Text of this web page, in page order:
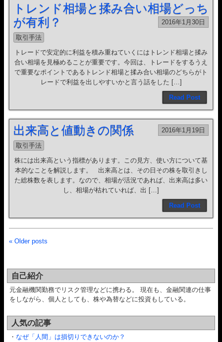
トレンド相場と揉み合い相場どっち
が有利？
2016年1月30日
取引手法
トレードで安定的に利益を積み重ねていくにはトレンド相場と揉み
合い相場を見極めることが重要です。今回は、トレードをするうえ
で重要なポイントであるトレンド相場と揉み合い相場のどちらがト
レードで利益を出しやすいかと言う話をした […]
Read Post
出来高と値動きの関係 2016年1月19日
取引手法
株には出来高という指標があります。この見方、使い方について基
本的なことを解説します。 出来高とは、その日その株を取引きし
た総株数を表します。なので、相場が活況であれば、出来高は多い
し、相場が枯れていれば、出 […]
Read Post
« Older posts
自己紹介
元金融機関勤務でリスク管理などに携わる。 現在も、金融関連の仕事
をしながら、個人としても、株や為替などに投資もしている。
人気の記事
・ なぜ「人間」は損切りできないのか？